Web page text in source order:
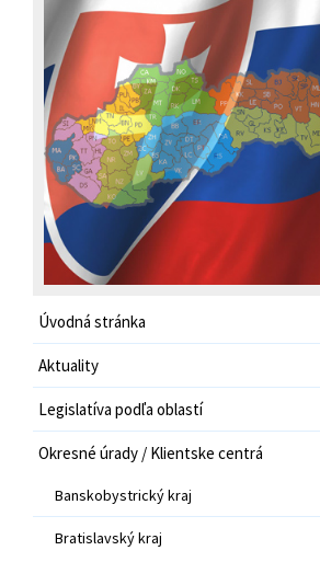
Úvodná stránka
Aktuality
Legislatíva podľa oblastí
Okresné úrady / Klientske centrá
Banskobystrický kraj
Bratislavský kraj